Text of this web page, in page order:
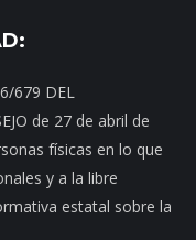
679 DEL
de 27 de abril de
físicas en lo que
y a la libre
estatal sobre la